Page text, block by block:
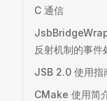
C 通信
反射机制的事件
JSB 2.0 使用指
CMake 使用简